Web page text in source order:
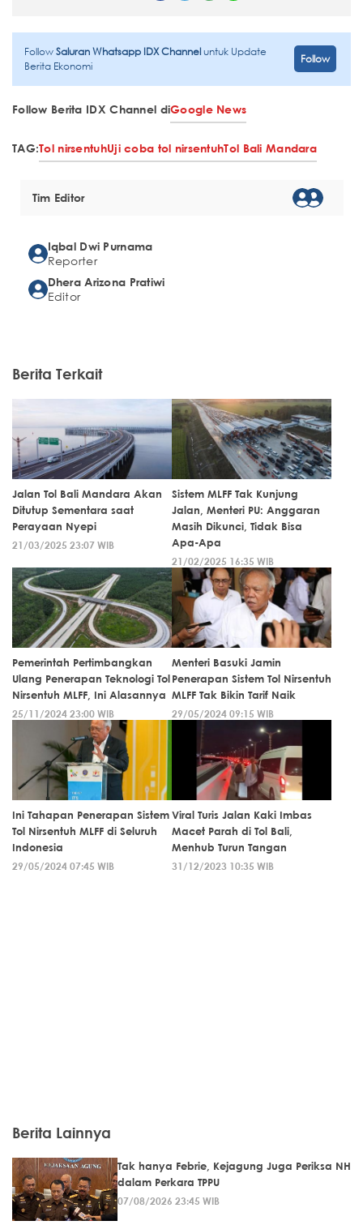
FollowSaluran Whatsapp IDX Channeluntuk Update
Berita Ekonomi
Follow
Follow Berita IDX Channel diGoogle News
TAG:Tol nirsentuhUji coba tol nirsentuhTol Bali Mandara
Tim Editor
Iqbal Dwi Purnama
Reporter
Dhera Arizona Pratiwi
Editor
Berita Terkait
Jalan Tol Bali Mandara Akan
Ditutup Sementara saat
Perayaan Nyepi
21/03/2025 23:07 WIB
Sistem MLFF Tak Kunjung
Jalan, Menteri PU: Anggaran
Masih Dikunci, Tidak Bisa
Apa-Apa
21/02/2025 16:35 WIB
Pemerintah Pertimbangkan
Ulang Penerapan Teknologi Tol
Nirsentuh MLFF, Ini Alasannya
25/11/2024 23:00 WIB
Menteri Basuki Jamin
Penerapan Sistem Tol Nirsentuh
MLFF Tak Bikin Tarif Naik
29/05/2024 09:15 WIB
Ini Tahapan Penerapan Sistem
Tol Nirsentuh MLFF di Seluruh
Indonesia
29/05/2024 07:45 WIB
Viral Turis Jalan Kaki Imbas
Macet Parah di Tol Bali,
Menhub Turun Tangan
31/12/2023 10:35 WIB
Berita Lainnya
Tak hanya Febrie, Kejagung Juga Periksa NH
dalam Perkara TPPU
07/08/2026 23:45 WIB